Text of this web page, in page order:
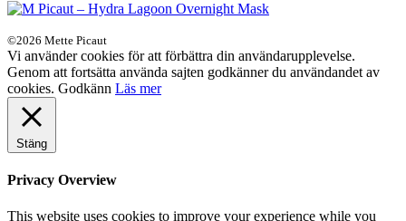
©2026 Mette Picaut
Vi använder cookies för att förbättra din användarupplevelse.
Genom att fortsätta använda sajten godkänner du användandet av
cookies. Godkänn Läs mer
Stäng
Privacy Overview
This website uses cookies to improve your experience while you